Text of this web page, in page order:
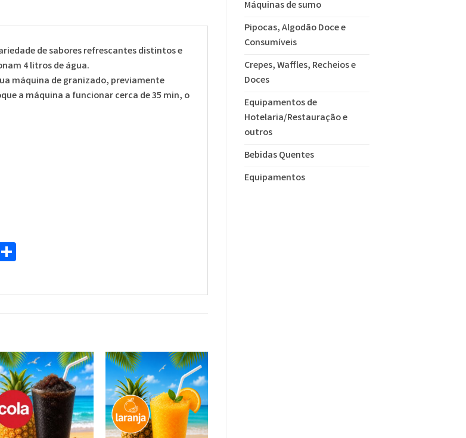
Máquinas de sumo
Pipocas, Algodão Doce e
Consumíveis
Crepes, Waffles, Recheios e
Doces
Equipamentos de
Hotelaria/Restauração e
outros
Bebidas Quentes
Equipamentos
de sabores refrescantes distintos e
4 litros de água.
máquina de granizado, previamente
a máquina a funcionar cerca de 35 min, o